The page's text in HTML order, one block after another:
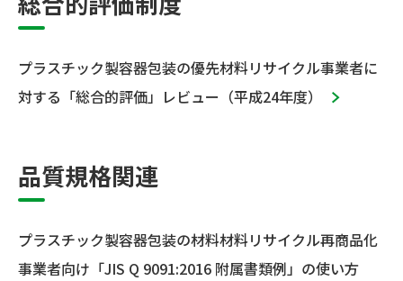
プラスチック製容器包装の優先材料リサイクル事業者に
対する「総合的評価」レビュー（平成24年度）
品質規格関連
プラスチック製容器包装の材料材料リサイクル再商品化
事業者向け「JIS Q 9091:2016 附属書類例」の使い方